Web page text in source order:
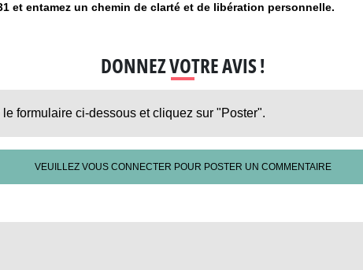
et entamez un chemin de clarté et de libération personnelle.
DONNEZ VOTRE AVIS !
formulaire ci-dessous et cliquez sur "Poster".
VEUILLEZ VOUS CONNECTER POUR POSTER UN COMMENTAIRE